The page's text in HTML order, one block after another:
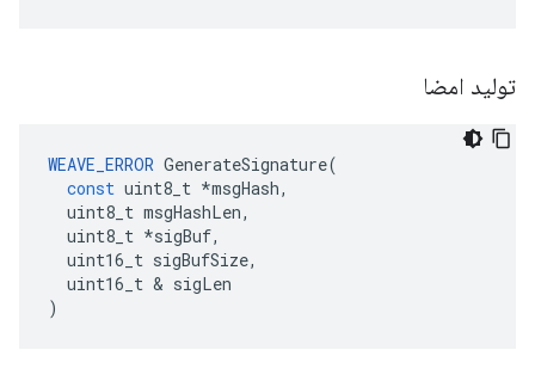
تولید امضا
WEAVE_ERROR GenerateSignature(
const uint8_t *msgHash,
uint8_t msgHashLen,
uint8_t *sigBuf,
uint16_t sigBufSize,
uint16_t & sigLen
)